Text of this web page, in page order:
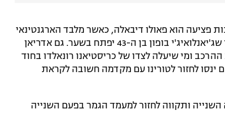
פציעה הוא פאולו דיבאלה, כאשר מלבד הארגנטינאי
אנדראה פירלו ייהנה מסגל מלא וכבר הצהיר שג'יאנלואיג'י בופון בן ה-43 יפתח בשער. גם אדריאן
ומי שיעלה לצדו של כריסטיאנו רונאלדו בחוד
ינסו לחזור לטורינו עם מקדמה חשובה לקראת
השנייה ותקווה לחזור למעמד הגמר בפעם השנייה